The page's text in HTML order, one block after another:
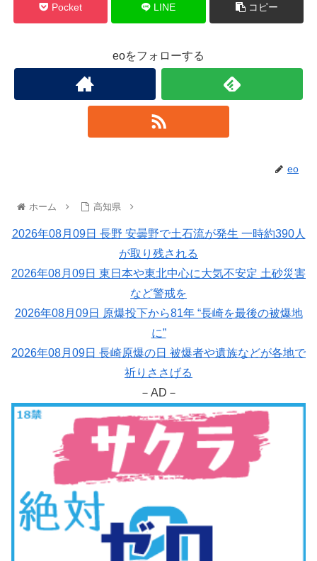
Pocket LINE コピー
eoをフォローする
eo
ホーム 高知県
2026年08月09日 長野 安曇野で土石流が発生 一時約390人
が取り残される
2026年08月09日 東日本や東北中心に大気不安定 土砂災害
など警戒を
2026年08月09日 原爆投下から81年 “長崎を最後の被爆地
に”
2026年08月09日 長崎原爆の日 被爆者や遺族などが各地で
祈りささげる
－AD－